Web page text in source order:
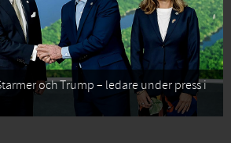
och Trump – ledare under press i